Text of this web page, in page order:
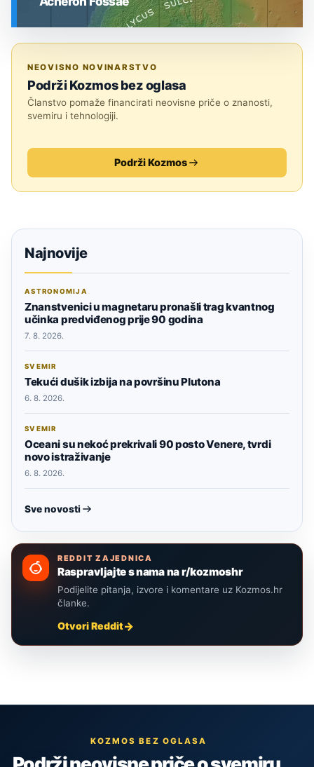
NEOVISNO NOVINARSTVO
Podrži Kozmos bez oglasa
Članstvo pomaže financirati neovisne priče o znanosti,
svemiru i tehnologiji.
Podrži Kozmos
Najnovije
ASTRONOMIJA
Znanstvenici u magnetaru pronašli trag kvantnog
učinka predviđenog prije 90 godina
7. 8. 2026.
SVEMIR
Tekući dušik izbija na površinu Plutona
6. 8. 2026.
SVEMIR
Oceani su nekoć prekrivali 90 posto Venere, tvrdi
novo istraživanje
6. 8. 2026.
Sve novosti
REDDIT ZAJEDNICA
Raspravljajte s nama na r/kozmoshr
Podijelite pitanja, izvore i komentare uz Kozmos.hr
članke.
Otvori Reddit
KOZMOS BEZ OGLASA